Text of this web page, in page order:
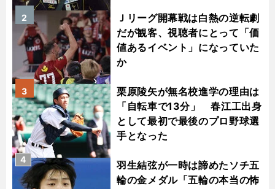
Ｊリーグ開幕戦は白熱の逆転劇
だが観客、視聴者にとって「価
値あるイベント」になっていた
か
2
栗原陵矢が無名校進学の理由は
「自転車で13分」 春江工出身
として最初で最後のプロ野球選
手となった
3
羽生結弦が一時は諦めたソチ五
輪の金メダル「五輪の本当の怖
4